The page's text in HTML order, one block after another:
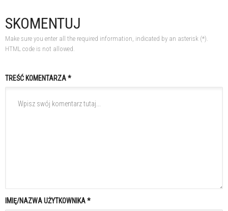
SKOMENTUJ
Make sure you enter all the required information, indicated by an asterisk (*).
HTML code is not allowed.
TREŚĆ KOMENTARZA *
IMIĘ/NAZWA UŻYTKOWNIKA *